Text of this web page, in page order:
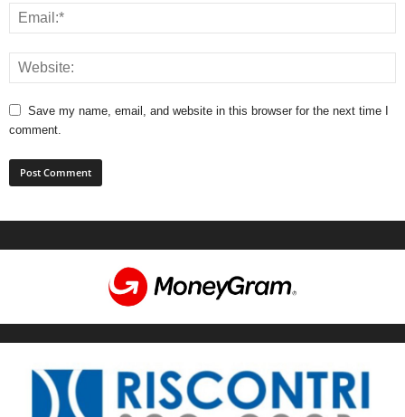
Save my name, email, and website in this browser for the next time I
comment.